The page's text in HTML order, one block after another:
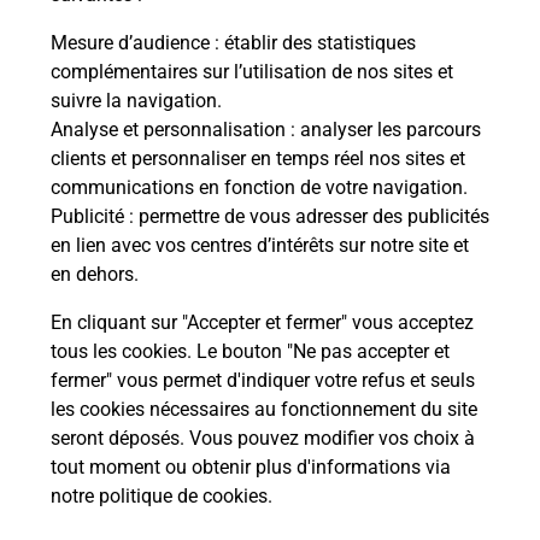
Mesure d’audience : établir des statistiques
complémentaires sur l’utilisation de nos sites et
suivre la navigation.
Analyse et personnalisation : analyser les parcours
clients et personnaliser en temps réel nos sites et
communications en fonction de votre navigation.
Publicité : permettre de vous adresser des publicités
en lien avec vos centres d’intérêts sur notre site et
en dehors.
En cliquant sur "Accepter et fermer" vous acceptez
tous les cookies. Le bouton "Ne pas accepter et
fermer" vous permet d'indiquer votre refus et seuls
les cookies nécessaires au fonctionnement du site
seront déposés. Vous pouvez modifier vos choix à
tout moment ou obtenir plus d'informations via
notre politique de cookies.
Questions fréquemment posées
Comment retourner un colis acheté
en ligne depuis votre boîte aux lettres
?
Comment envoyer un colis ou faire un
retour chez un e-commerçant sans se
déplacer ?
Envoyer un petit colis au meilleur
prix ?